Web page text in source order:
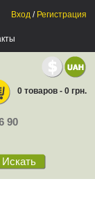
Вход / Регистрация
90
Искать
0 товаров - 0 грн.